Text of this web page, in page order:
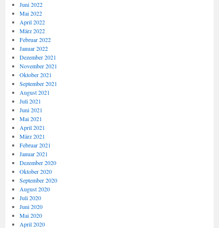
Juni 2022
Mai 2022
April 2022
März 2022
Februar 2022
Januar 2022
Dezember 2021
November 2021
Oktober 2021
September 2021
August 2021
Juli 2021
Juni 2021
Mai 2021
April 2021
März 2021
Februar 2021
Januar 2021
Dezember 2020
Oktober 2020
September 2020
August 2020
Juli 2020
Juni 2020
Mai 2020
April 2020